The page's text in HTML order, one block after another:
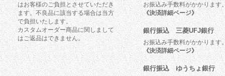
はお客様のご負担とさせていただき
ます。不良品に該当する場合は当方
で負担いたします。
カスタムオーダー商品に関しまして
はご返品はできません。
お振込み手数料がかかります
《決済詳細ページ》
銀行振込 三菱UFJ銀行
お振込み手数料がかかります
《決済詳細ページ》
銀行振込 ゆうちょ銀行